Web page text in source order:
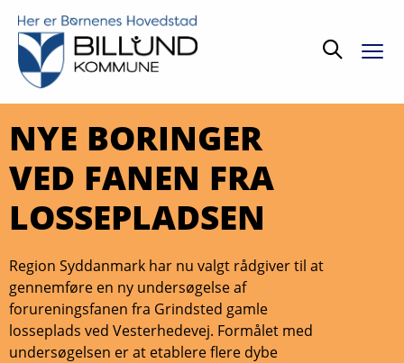
Søg
NYE BORINGER
VED FANEN FRA
LOSSEPLADSEN
Region Syddanmark har nu valgt rådgiver til at
gennemføre en ny undersøgelse af
forureningsfanen fra Grindsted gamle
losseplads ved Vesterhedevej. Formålet med
undersøgelsen er at etablere flere dybe